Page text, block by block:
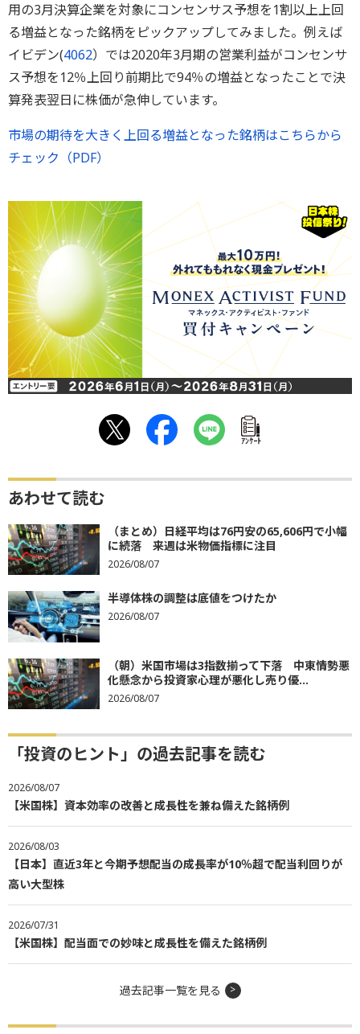
用の3月決算企業を対象にコンセンサス予想を1割以上上回
る増益となった銘柄をピックアップしてみました。例えば
イビデン(4062）では2020年3月期の営業利益がコンセンサ
ス予想を12％上回り前期比で94％の増益となったことで決
算発表翌日に株価が急伸しています。
市場の期待を大きく上回る増益となった銘柄はこちらから
チェック（PDF）
ｱﾝｹｰﾄ
あわせて読む
（まとめ）日経平均は76円安の65,606円で小幅
に続落 来週は米物価指標に注目
2026/08/07
半導体株の調整は底値をつけたか
2026/08/07
（朝）米国市場は3指数揃って下落 中東情勢悪
化懸念から投資家心理が悪化し売り優...
2026/08/07
「投資のヒント」の過去記事を読む
2026/08/07
【米国株】資本効率の改善と成長性を兼ね備えた銘柄例
2026/08/03
【日本】直近3年と今期予想配当の成長率が10％超で配当利回りが
高い大型株
2026/07/31
【米国株】配当面での妙味と成長性を備えた銘柄例
過去記事一覧を見る